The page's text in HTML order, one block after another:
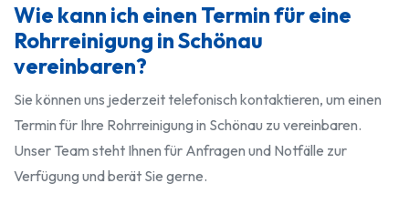
Wie kann ich einen Termin für eine
Rohrreinigung in Schönau
vereinbaren?
Sie können uns jederzeit telefonisch kontaktieren, um einen
Termin für Ihre Rohrreinigung in Schönau zu vereinbaren.
Unser Team steht Ihnen für Anfragen und Notfälle zur
Verfügung und berät Sie gerne.